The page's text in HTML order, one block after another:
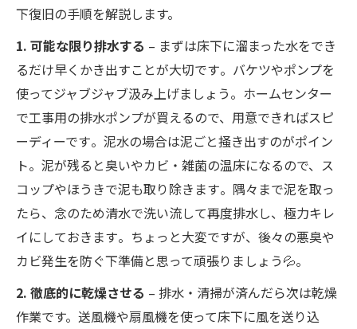
下復旧の手順を解説します。
1. 可能な限り排水する – まずは床下に溜まった水をでき
るだけ早くかき出すことが大切です​。バケツやポンプを
使ってジャブジャブ汲み上げましょう​。ホームセンター
で工事用の排水ポンプが買えるので、用意できればスピ
ーディーです​。泥水の場合は泥ごと掻き出すのがポイン
ト。泥が残ると臭いやカビ・雑菌の温床になるので、ス
コップやほうきで泥も取り除きます​。隅々まで泥を取っ
たら、念のため清水で洗い流して再度排水し、極力キレ
イにしておきます​。ちょっと大変ですが、後々の悪臭や
カビ発生を防ぐ下準備と思って頑張りましょう💦。
2. 徹底的に乾燥させる – 排水・清掃が済んだら次は乾燥
作業です。送風機や扇風機を使って床下に風を送り込